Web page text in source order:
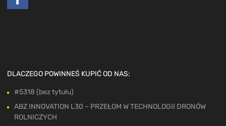
DLACZEGO POWINNEŚ KUPIĆ OD NAS:
#5318 (bez tytułu)
ABZ INNOVATION L30 – PRZEŁOM W TECHNOLOGII DRONÓW
ROLNICZYCH